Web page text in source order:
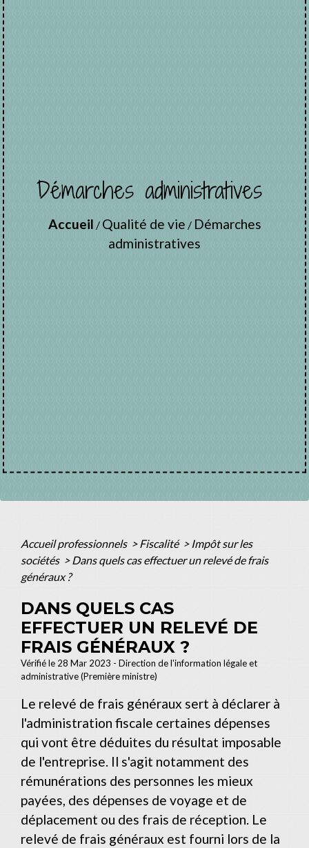
Démarches administratives
Accueil / Qualité de vie / Démarches
administratives
Accueil professionnels > Fiscalité > Impôt sur les
sociétés > Dans quels cas effectuer un relevé de frais
généraux ?
DANS QUELS CAS
EFFECTUER UN RELEVÉ DE
FRAIS GÉNÉRAUX ?
Vérifié le 28 Mar 2023 - Direction de l'information légale et
administrative (Première ministre)
Le relevé de frais généraux sert à déclarer à
l'administration fiscale certaines dépenses
qui vont être déduites du résultat imposable
de l'entreprise. Il s'agit notamment des
rémunérations des personnes les mieux
payées, des dépenses de voyage et de
déplacement ou des frais de réception. Le
relevé de frais généraux est fourni lors de la